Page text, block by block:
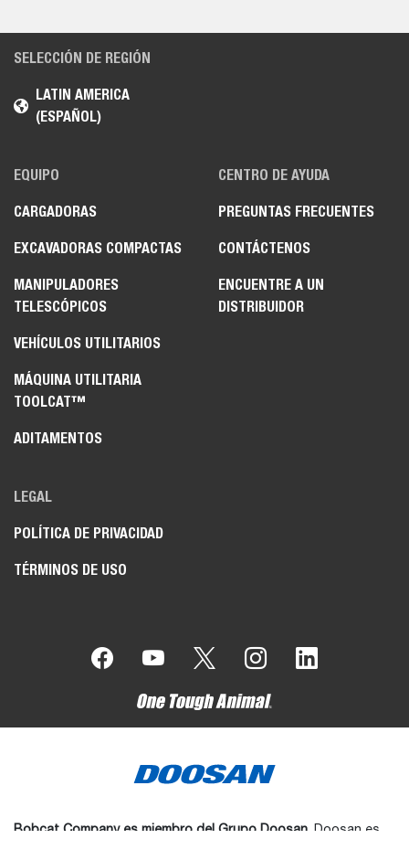
SELECCIÓN DE REGIÓN
LATIN AMERICA
(ESPAÑOL)
EQUIPO
CARGADORAS
EXCAVADORAS COMPACTAS
MANIPULADORES
TELESCÓPICOS
VEHÍCULOS UTILITARIOS
MÁQUINA UTILITARIA
TOOLCAT™
ADITAMENTOS
CENTRO DE AYUDA
PREGUNTAS FRECUENTES
CONTÁCTENOS
ENCUENTRE A UN
DISTRIBUIDOR
LEGAL
POLÍTICA DE PRIVACIDAD
TÉRMINOS DE USO
Bobcat Company es miembro del Grupo Doosan . Doosan es